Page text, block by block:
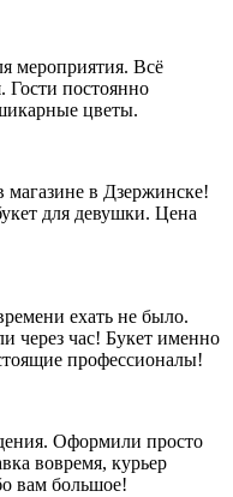
мероприятия. Всё
Гости постоянно
цветы.
в Дзержинске!
для девушки. Цена
ехать не было.
через час! Букет именно
профессионалы!
Оформили просто
вовремя, курьер
вам большое!